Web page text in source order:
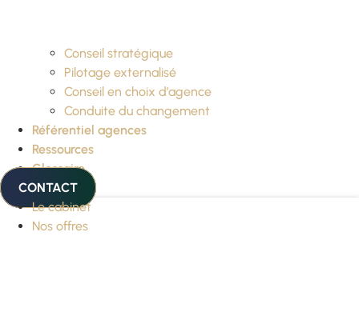
Conseil stratégique
Pilotage externalisé
Conseil en choix d’agence
Conduite du changement
Référentiel agences
Ressources
Glossaire
CONTACT
Le cabinet
Nos offres